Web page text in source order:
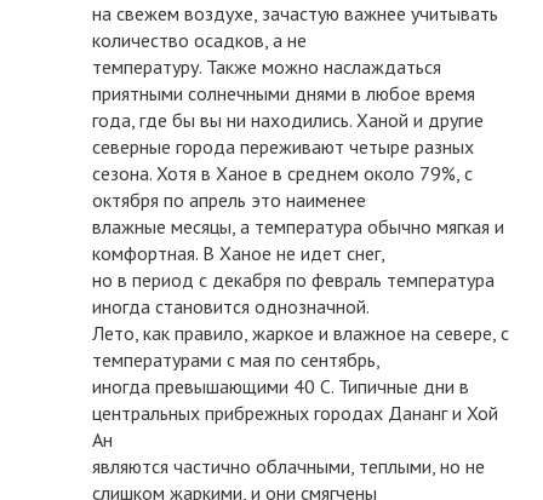
на свежем воздухе, зачастую важнее учитывать
количество осадков, а не
температуру. Также можно наслаждаться
приятными солнечными днями в любое время
года, где бы вы ни находились. Ханой и другие
северные города переживают четыре разных
сезона. Хотя в Ханое в среднем около 79%, с
октября по апрель это наименее
влажные месяцы, а температура обычно мягкая и
комфортная. В Ханое не идет снег,
но в период с декабря по февраль температура
иногда становится однозначной.
Лето, как правило, жаркое и влажное на севере, с
температурами с мая по сентябрь,
иногда превышающими 40 С. Типичные дни в
центральных прибрежных городах Дананг и Хой
Ан
являются частично облачными, теплыми, но не
слишком жаркими, и они смягчены